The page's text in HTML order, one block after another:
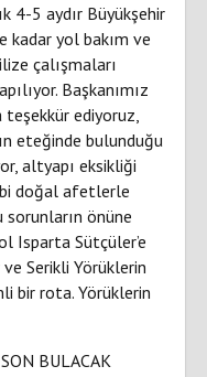
4-5 aydır Büyükşehir
kadar yol bakım ve
çalışmaları
Başkanımız
ediyoruz,
eteğinde bulunduğu
altyapı eksikliği
doğal afetlerle
sorunların önüne
Isparta Sütçüler’e
Serikli Yörüklerin
bir rota. Yörüklerin
BULACAK